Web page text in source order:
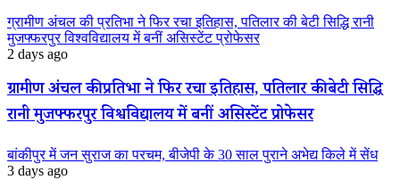
ग्रामीण अंचल की प्रतिभा ने फिर रचा इतिहास, पतिलार की बेटी सिद्धि रानी
मुजफ्फरपुर विश्वविद्यालय में बनीं असिस्टेंट प्रोफेसर
2 days ago
ग्रामीण अंचल की प्रतिभा ने फिर रचा इतिहास, पतिलार की बेटी सिद्धि
रानी मुजफ्फरपुर विश्वविद्यालय में बनीं असिस्टेंट प्रोफेसर
बांकीपुर में जन सुराज का परचम, बीजेपी के 30 साल पुराने अभेद्य किले में सेंध
3 days ago